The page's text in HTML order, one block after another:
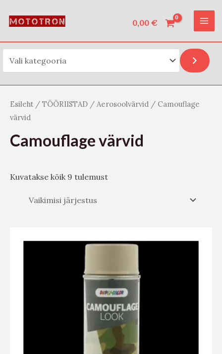
0,00 €
t
s
Esileht / TÖÖRIISTAD / Aerosoolvärvid / Camouflage
värvid
Camouflage värvid
Kuvatakse kõik 9 tulemust